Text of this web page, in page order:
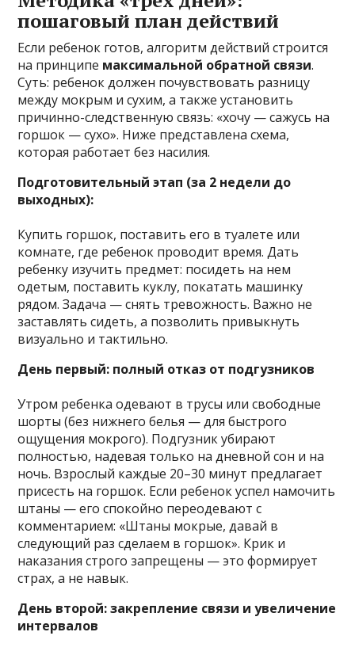
пошаговый план действий
Если ребенок готов, алгоритм действий строится
на принципе максимальной обратной связи.
Суть: ребенок должен почувствовать разницу
между мокрым и сухим, а также установить
причинно-следственную связь: «хочу — сажусь на
горшок — сухо». Ниже представлена схема,
которая работает без насилия.
Подготовительный этап (за 2 недели до
выходных):
Купить горшок, поставить его в туалете или
комнате, где ребенок проводит время. Дать
ребенку изучить предмет: посидеть на нем
одетым, поставить куклу, покатать машинку
рядом. Задача — снять тревожность. Важно не
заставлять сидеть, а позволить привыкнуть
визуально и тактильно.
День первый: полный отказ от подгузников
Утром ребенка одевают в трусы или свободные
шорты (без нижнего белья — для быстрого
ощущения мокрого). Подгузник убирают
полностью, надевая только на дневной сон и на
ночь. Взрослый каждые 20–30 минут предлагает
присесть на горшок. Если ребенок успел намочить
штаны — его спокойно переодевают с
комментарием: «Штаны мокрые, давай в
следующий раз сделаем в горшок». Крик и
наказания строго запрещены — это формирует
страх, а не навык.
День второй: закрепление связи и увеличение
интервалов